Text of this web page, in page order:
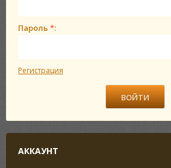
Пароль *:
Регистрация
АККАУНТ